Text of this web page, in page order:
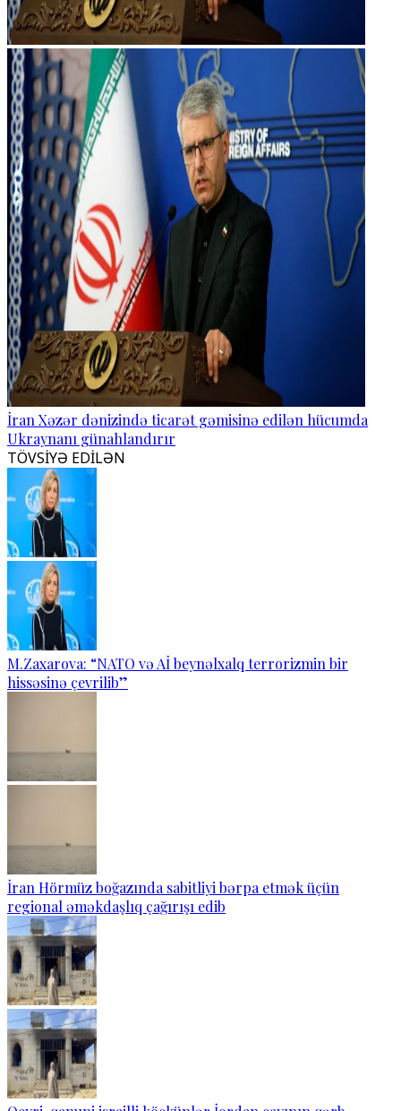
İran Xəzər dənizində ticarət gəmisinə edilən hücumda
Ukraynanı günahlandırır
TÖVSİYƏ EDİLƏN
M.Zaxarova: “NATO və Aİ beynəlxalq terrorizmin bir
hissəsinə çevrilib”
İran Hörmüz boğazında sabitliyi bərpa etmək üçün
regional əməkdaşlıq çağırışı edib